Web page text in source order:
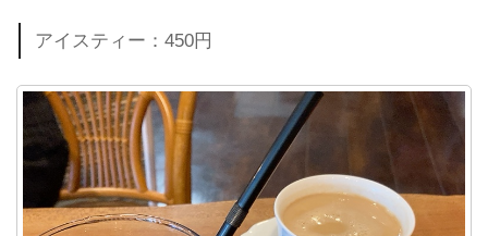
アイスティー：450円